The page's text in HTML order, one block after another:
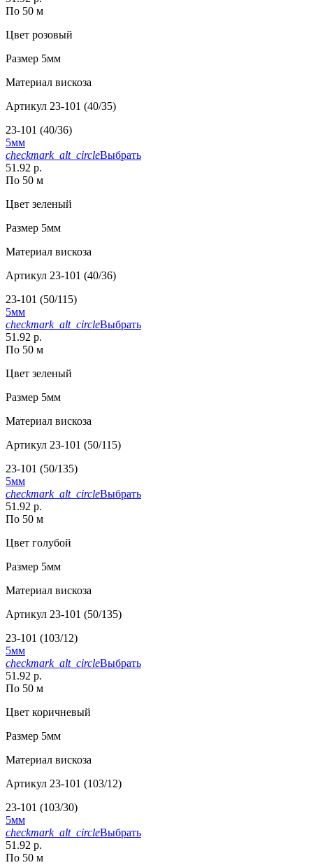
По 50 м
Цвет розовый
Размер 5мм
Материал вискоза
Артикул 23-101 (40/35)
23-101 (40/36)
5мм
checkmark_alt_circleВыбрать
51.92 р.
По 50 м
Цвет зеленый
Размер 5мм
Материал вискоза
Артикул 23-101 (40/36)
23-101 (50/115)
5мм
checkmark_alt_circleВыбрать
51.92 р.
По 50 м
Цвет зеленый
Размер 5мм
Материал вискоза
Артикул 23-101 (50/115)
23-101 (50/135)
5мм
checkmark_alt_circleВыбрать
51.92 р.
По 50 м
Цвет голубой
Размер 5мм
Материал вискоза
Артикул 23-101 (50/135)
23-101 (103/12)
5мм
checkmark_alt_circleВыбрать
51.92 р.
По 50 м
Цвет коричневый
Размер 5мм
Материал вискоза
Артикул 23-101 (103/12)
23-101 (103/30)
5мм
checkmark_alt_circleВыбрать
51.92 р.
По 50 м